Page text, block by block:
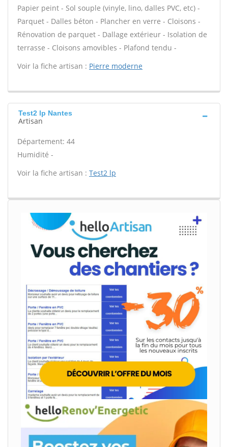
Papier peint - Sol souple (vinyle, lino, dalles PVC, etc) -
Parquet - Dalles béton - Plancher en verre - Cloisons -
Rénovation de parquet - Dallage extérieur - Isolation de
terrasse - Cloisons amovibles - Plafond tendu -
Voir la fiche artisan : Pierre moderne
Test2 lp Nantes
Artisan
Département: 44
Humidité -
Voir la fiche artisan : Test2 lp